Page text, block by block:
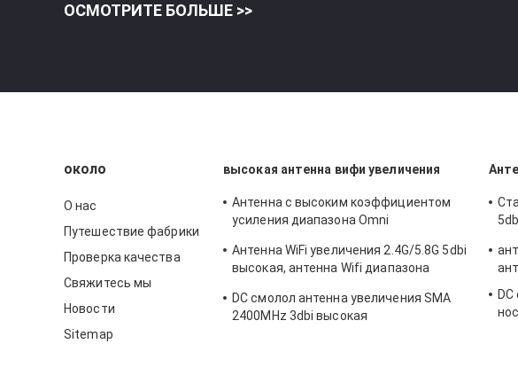
ОСМОТРИТЕ БОЛЬШЕ >>
около
О нас
Путешествие фабрики
Проверка качества
Свяжитесь мы
Новости
Sitemap
высокая антенна вифи увеличения
Антенна с высоким коэффициентом
усиления диапазона Omni
Антенна WiFi увеличения 2.4G/5.8G 5dbi
высокая, антенна Wifi диапазона
DC смолол антенна увеличения SMA
2400MHz 3dbi высокая